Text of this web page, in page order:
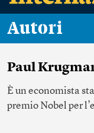
Autori
Paul
È un economista
premio Nobel per